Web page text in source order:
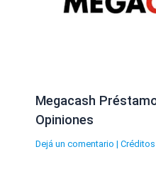
Megacash
Opiniones
Dejá un comentario | Créditos